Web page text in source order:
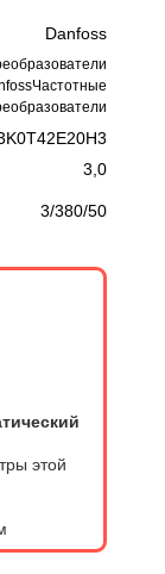
Danfoss
3,0
3/380/50
этой